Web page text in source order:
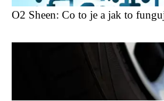
O2 Sheen: Co to je a jak to